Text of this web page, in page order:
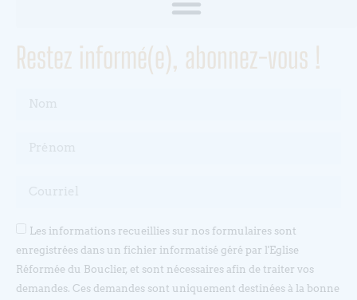
Restez informé(e), abonnez-vous !
Les informations recueillies sur nos formulaires sont
enregistrées dans un fichier informatisé géré par l'Eglise
Réformée du Bouclier, et sont nécessaires afin de traiter vos
demandes. Ces demandes sont uniquement destinées à la bonne